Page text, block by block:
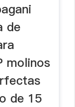
de
molinos
de 15